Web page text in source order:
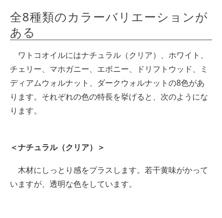
全8種類のカラーバリエーションが
ある
ワトコオイルにはナチュラル（クリア）、ホワイト、
チェリー、マホガニー、エボニー、ドリフトウッド、ミ
ディアムウォルナット、ダークウォルナットの8色があ
ります。それぞれの色の特長を挙げると、次のようにな
ります。
＜ナチュラル（クリア）＞
木材にしっとり感をプラスします。若干黄味がかって
いますが、透明な色をしています。